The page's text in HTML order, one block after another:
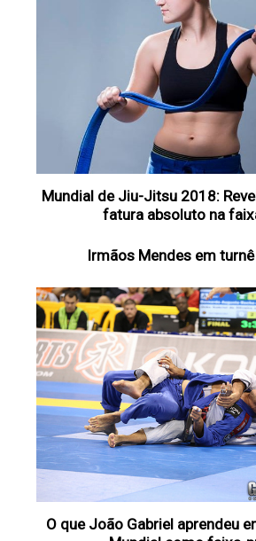
Mundial de Jiu-Jitsu 2018:
fatura absoluto na
Irmãos Mendes em
O que João Gabriel aprendeu